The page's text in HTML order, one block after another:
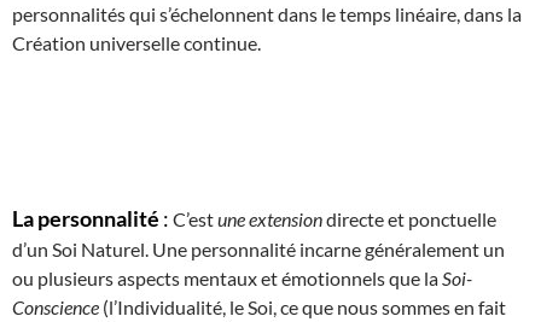
personnalités qui s’échelonnent dans le temps linéaire, dans la
Création universelle continue.
La personnalité : C’estune extensiondirecte et ponctuelle
d’un Soi Naturel. Une personnalité incarne généralement un
ou plusieurs aspects mentaux et émotionnels que la Soi-
Conscience (l’Individualité, le Soi, ce que nous sommes en fait